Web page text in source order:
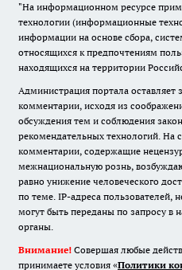
"На информационном ресурсе
технологии (информационные
информации на основе сбора,
относящихся к предпочтениям
находящихся на территории
Администрация портала оставляет
комментарии, исходя из
обсуждения тем и соблюдения
рекомендательных технологий. На
комментарии, содержащие
межнациональную рознь,
равно унижение человеческого
по теме. IP-адреса пользователей,
могут быть переданы по запросу в
органы.
Внимание! Совершая любые
принимаете условия «Политики